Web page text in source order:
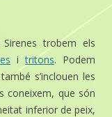
trobem els
itritons. Podem
s’inclouen les
coneixem, que són
inferior de peix,